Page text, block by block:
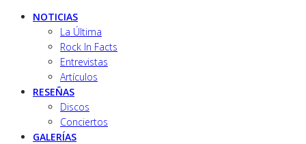
NOTICIAS
La Última
Rock In Facts
Entrevistas
Artículos
RESEÑAS
Discos
Conciertos
GALERÍAS